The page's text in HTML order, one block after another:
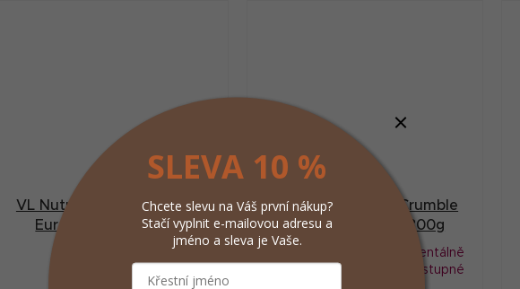
VL Nutribird Gold Crumble
Europan Finches 4kg
Momentálně
VL Nutribird Gold Crumble
Europan Finches 800g
Momentálně
nedostupné
SLEVA 10 %
Chcete slevu na Váš první nákup?
Stačí vyplnit e-mailovou adresu a
jméno a sleva je Vaše.